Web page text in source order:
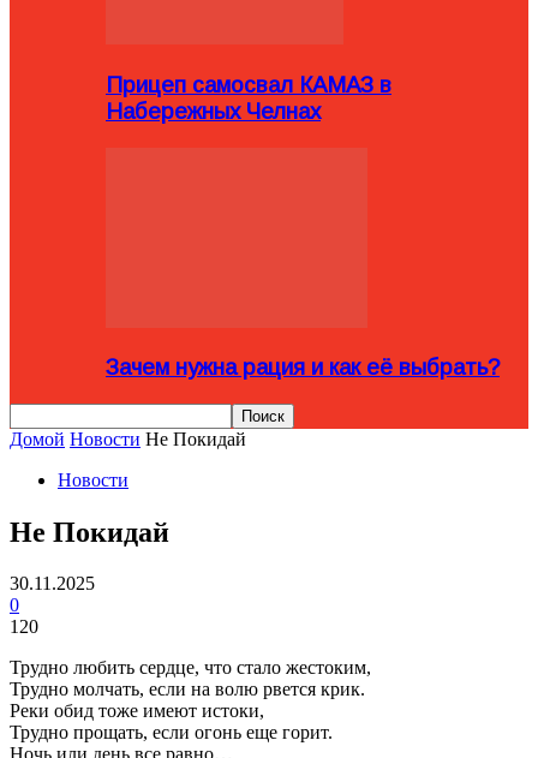
Прицеп самосвал КАМАЗ в
Набережных Челнах
Зачем нужна рация и как её выбрать?
Домой Новости Не Покидай
Новости
Не Покидай
30.11.2025
0
120
Трудно любить сердце, что стало жестоким,
Трудно молчать, если на волю рвется крик.
Реки обид тоже имеют истоки,
Трудно прощать, если огонь еще горит.
Ночь или день все равно…